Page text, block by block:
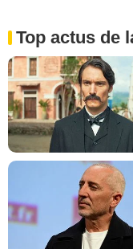
Top actus de